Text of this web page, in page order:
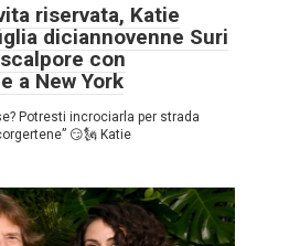
riservata, Katie
diciannovenne Suri
con
a New York
Potresti incrociarla per strada
😏🗽 Katie